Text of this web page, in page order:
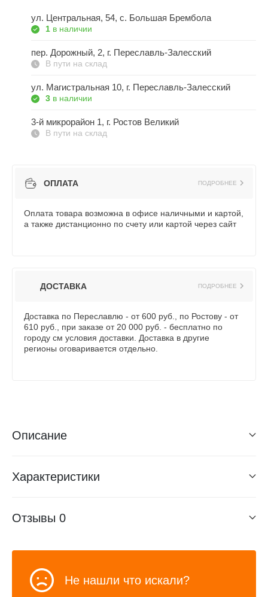
ул. Центральная, 54, c. Большая Брембола
1 в наличии
пер. Дорожный, 2, г. Переславль-Залесский
В пути на склад
ул. Магистральная 10, г. Переславль-Залесский
3 в наличии
3-й микрорайон 1, г. Ростов Великий
В пути на склад
ОПЛАТА ПОДРОБНЕЕ
Оплата товара возможна в офисе наличными и картой,
а также дистанционно по счету или картой через сайт
ДОСТАВКА ПОДРОБНЕЕ
Доставка по Переславлю - от 600 руб., по Ростову - от
610 руб., при заказе от 20 000 руб. - бесплатно по
городу см условия доставки. Доставка в другие
регионы оговаривается отдельно.
Описание
Характеристики
Отзывы 0
Не нашли что искали?